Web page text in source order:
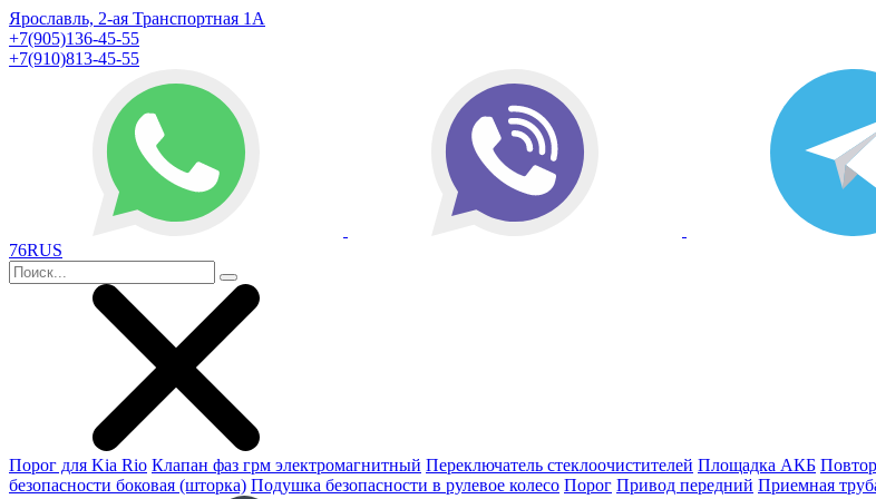
Ярославль, 2-ая Транспортная 1А
+7(905)136-45-55
+7(910)813-45-55
76RUS
Порог для Kia Rio Клапан фаз грм электромагнитный Переключатель стеклоочистителей Площадка АКБ
безопасности боковая (шторка) Подушка безопасности в рулевое колесо Порог Привод передний Приемная